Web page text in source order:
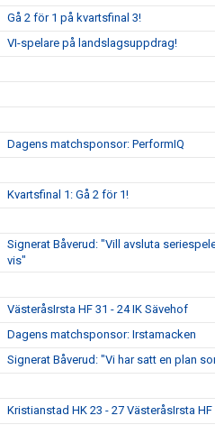
Gå 2 för 1 på kvartsfinal 3!
VI-spelare på landslagsuppdrag!
Dagens matchsponsor: PerformIQ
Kvartsfinal 1: Gå 2 för 1!
Signerat Båverud: "Vill avsluta
vis"
VästeråsIrsta HF 31 - 24 IK Sävehof
Dagens matchsponsor: Irstamacken
Signerat Båverud: "Vi har satt en plan
Kristianstad HK 23 - 27 VästeråsIrsta HF